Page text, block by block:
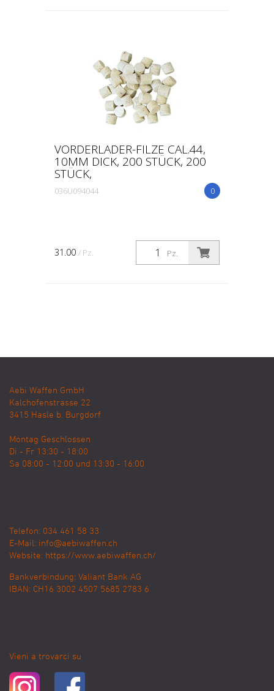
VORDERLADER-FILZE CAL.44,
10MM DICK, 200 STÜCK, 200
STÜCK,
0
036U094044
Pz.
31.00 / Pz.
Aebi Waffen GmbH
Kalchofenstrasse 22
3415 Hasle b. Burgdorf
Montag Geschlossen
Di - Fr 13:30 - 18:00
Sa 08:00 - 12:00 und 13:30 - 16:00
Telefon: 034 461 58 33
E-Mail: info@aebiwaffen.ch
Website: https://www.aebiwaffen.ch/
Bankverbindung: Valiant Bank AG
IBAN: CH16 3002 4507 5685 2783 6
Vieni a trovarci su